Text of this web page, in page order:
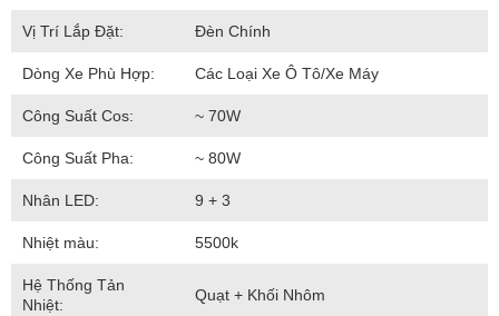
Vị Trí Lắp Đặt: Đèn Chính
Dòng Xe Phù Hợp: Các Loại Xe Ô Tô/Xe Máy
Công Suất Cos: ~ 70W
Công Suất Pha: ~ 80W
Nhân LED: 9 + 3
Nhiệt màu: 5500k
Hệ Thống Tản
Nhiệt:
Quạt + Khối Nhôm